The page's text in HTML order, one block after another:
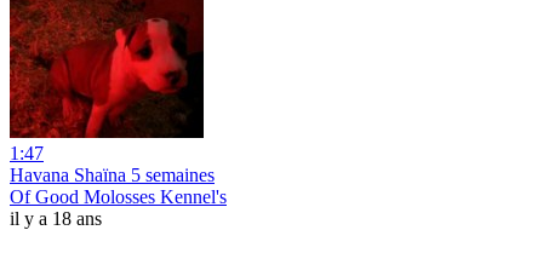
1:47
Havana Shaïna 5 semaines
Of Good Molosses Kennel's
il y a 18 ans